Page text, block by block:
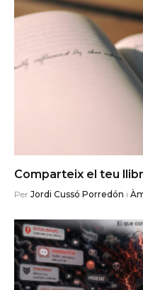
Comparteix el teu
Per Jordi Cussó Porredón i